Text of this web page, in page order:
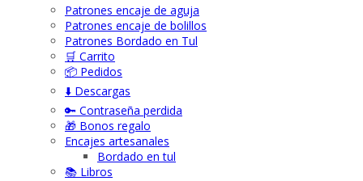
Patrones encaje de aguja
Patrones encaje de bolillos
Patrones Bordado en Tul
🛒 Carrito
📦 Pedidos
⬇️ Descargas
🔑 Contraseña perdida
🎁 Bonos regalo
Encajes artesanales
Bordado en tul
📚 Libros